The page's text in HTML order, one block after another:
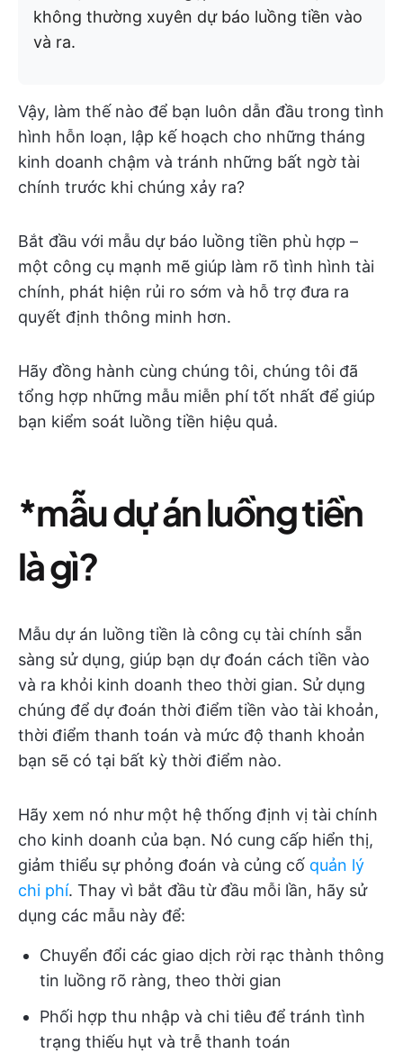
không thường xuyên dự báo luồng tiền vào
và ra.
Vậy, làm thế nào để bạn luôn dẫn đầu trong tình
hình hỗn loạn, lập kế hoạch cho những tháng
kinh doanh chậm và tránh những bất ngờ tài
chính trước khi chúng xảy ra?
Bắt đầu với mẫu dự báo luồng tiền phù hợp –
một công cụ mạnh mẽ giúp làm rõ tình hình tài
chính, phát hiện rủi ro sớm và hỗ trợ đưa ra
quyết định thông minh hơn.
Hãy đồng hành cùng chúng tôi, chúng tôi đã
tổng hợp những mẫu miễn phí tốt nhất để giúp
bạn kiểm soát luồng tiền hiệu quả.
*mẫu dự án luồng tiền
là gì?
Mẫu dự án luồng tiền là công cụ tài chính sẵn
sàng sử dụng, giúp bạn dự đoán cách tiền vào
và ra khỏi kinh doanh theo thời gian. Sử dụng
chúng để dự đoán thời điểm tiền vào tài khoản,
thời điểm thanh toán và mức độ thanh khoản
bạn sẽ có tại bất kỳ thời điểm nào.
Hãy xem nó như một hệ thống định vị tài chính
cho kinh doanh của bạn. Nó cung cấp hiển thị,
giảm thiểu sự phỏng đoán và củng cố quản lý
chi phí. Thay vì bắt đầu từ đầu mỗi lần, hãy sử
dụng các mẫu này để:
Chuyển đổi các giao dịch rời rạc thành thông
tin luồng rõ ràng, theo thời gian
Phối hợp thu nhập và chi tiêu để tránh tình
trạng thiếu hụt và trễ thanh toán